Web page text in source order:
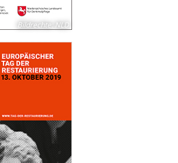
Bildrechte: NLD